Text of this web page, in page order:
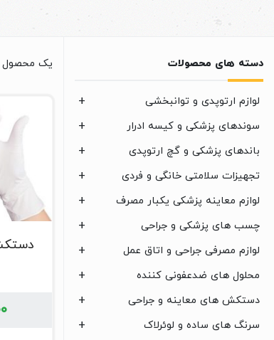
دسته های محصولات
لوازم ارتوپدی و توانبخشی
سوندهای پزشکی و کیسه ادرار
باندهای پزشکی و گچ ارتوپدی
تجهیزات سلامتی خانگی و فردی
لوازم معاینه پزشکی یکبار مصرف
چسب های پزشکی و جراحی
لوازم مصرفی جراحی و اتاق عمل
محلول های ضدعفونی کننده
دستکش های معاینه و جراحی
سرنگ های ساده و لوئرلاک
یک محصول